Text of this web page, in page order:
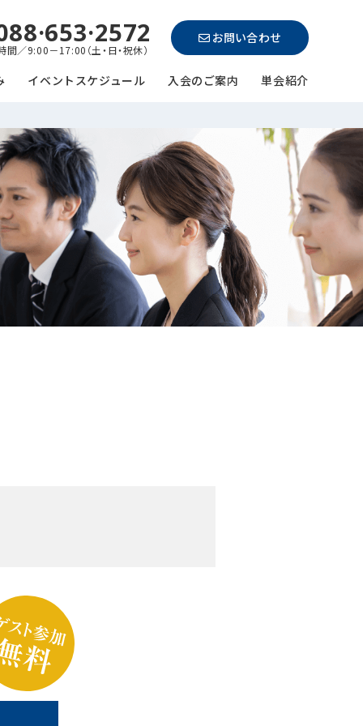
間／9:00－17:00（土・日・祝休）
お問い合わせ
イベントスケジュール 入会のご案内 単会紹介